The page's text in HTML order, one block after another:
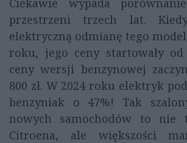
Ciekawie wypada
przestrzeni trzech lat.
elektryczną odmianę tego
roku, jego ceny startowały od
ceny wersji benzynowej
800 zł. W 2024 roku elektryk
benzyniak o 47%! Tak
nowych samochodów to nie
Citroena, ale większości